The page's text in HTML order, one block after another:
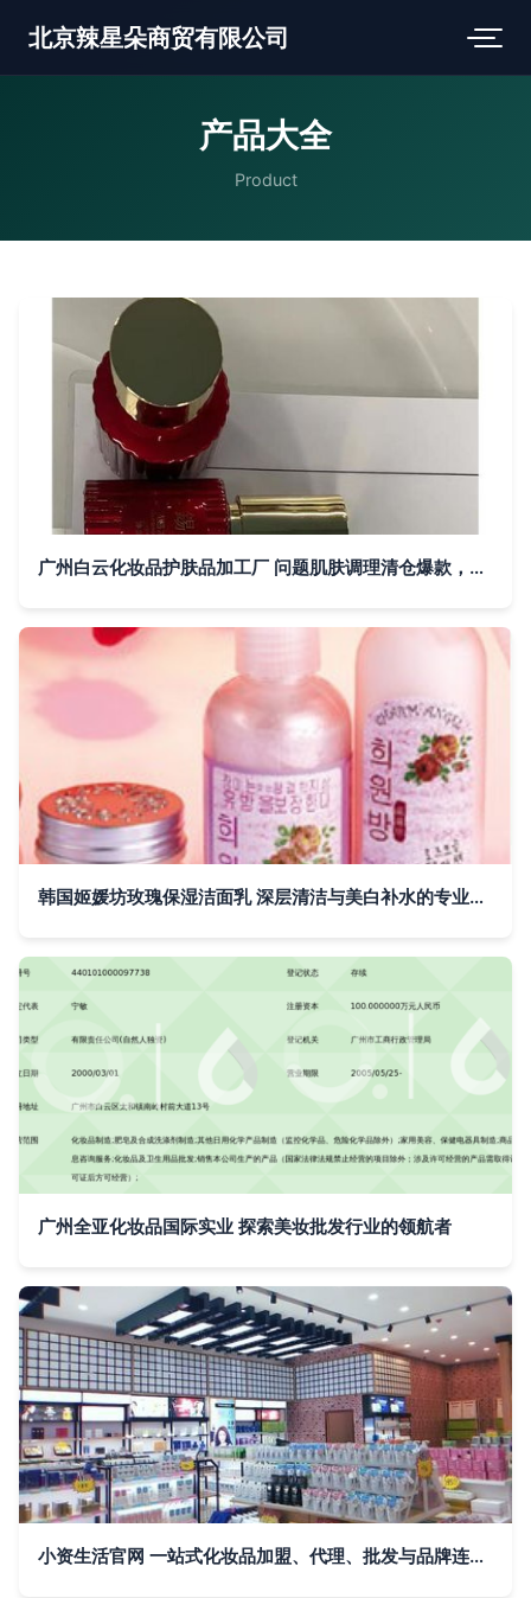
北京辣星朵商贸有限公司
产品大全
Product
广州白云化妆品护肤品加工厂 问题肌肤调理清仓爆款，开启批发零售新机遇
韩国姬媛坊玫瑰保湿洁面乳 深层清洁与美白补水的专业之选
广州全亚化妆品国际实业 探索美妆批发行业的领航者
小资生活官网 一站式化妆品加盟、代理、批发与品牌连锁解决方案